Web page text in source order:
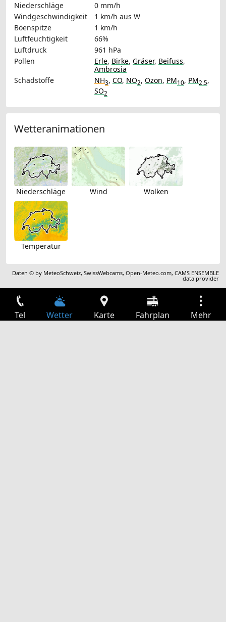
Niederschläge
0 mm/h
Windgeschwindigkeit
1 km/h aus W
Böenspitze
1 km/h
Luftfeuchtigkeit
66%
Luftdruck
961 hPa
Pollen
Erle, Birke, Gräser, Beifuss,
Ambrosia
Schadstoffe
NH3, CO, NO2, Ozon, PM10, PM2.5,
SO2
Wetteranimationen
Niederschläge Wind Wolken
Temperatur
Daten © by MeteoSchweiz,SwissWebcams,Open-Meteo.com,CAMS ENSEMBLE
data provider
Tel Wetter Karte Fahrplan Mehr